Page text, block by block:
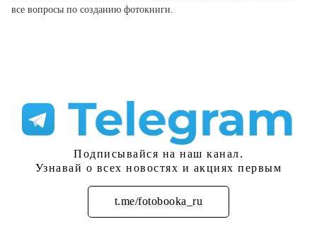
все вопросы по созданию фотокниги.
Подписывайся на наш канал.
Узнавай о всех новостях и акциях первым
t.me/fotobooka_ru
Подписаться